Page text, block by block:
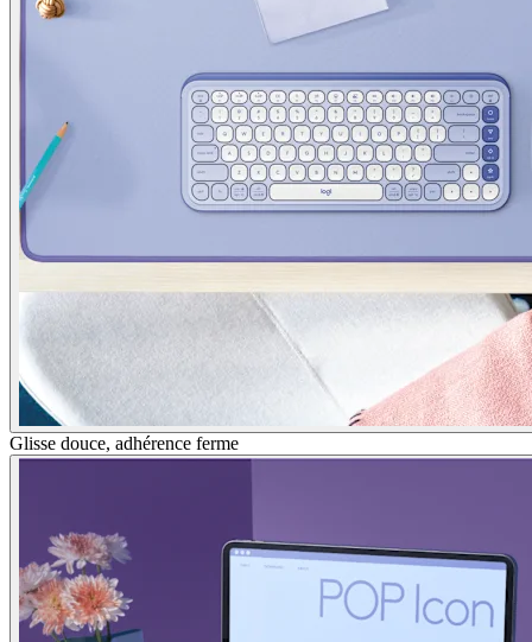
Glisse douce, adhérence ferme